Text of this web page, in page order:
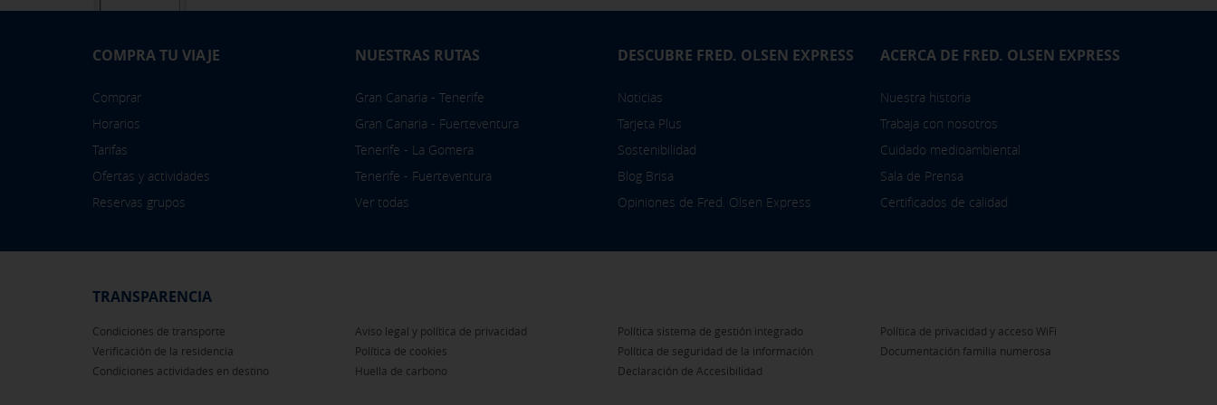
COMPRA TU VIAJE
Comprar
Horarios
Tarifas
Ofertas y actividades
Reservas grupos
NUESTRAS RUTAS
Gran Canaria - Tenerife
Gran Canaria - Fuerteventura
Tenerife - La Gomera
Tenerife - Fuerteventura
Ver todas
DESCUBRE FRED. OLSEN EXPRESS
Noticias
Tarjeta Plus
Sostenibilidad
Blog Brisa
Opiniones de Fred. Olsen Express
ACERCA DE FRED. OLSEN EXPRESS
Nuestra historia
Trabaja con nosotros
Cuidado medioambiental
Sala de Prensa
Certificados de calidad
TRANSPARENCIA
Condiciones de transporte Aviso legal y política de privacidad Política sistema de gestión integrado
Política de privacidad y acceso WiFi
Verificación de la residencia
Política de cookies Política de seguridad de la información
Documentación familia numerosa
Condiciones actividades en destino
Huella de carbono Declaración de Accesibilidad